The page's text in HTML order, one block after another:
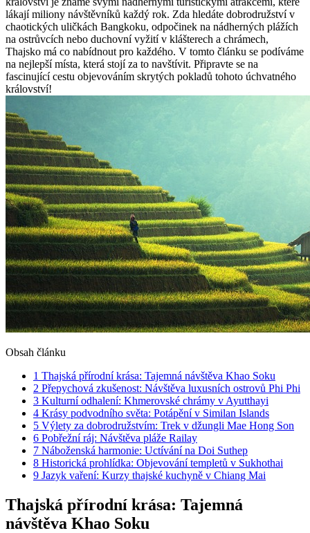
lákají miliony návštěvníků každý rok. Zda hledáte dobrodružství v
chaotických uličkách Bangkoku, odpočinek na nádherných plážích
na ostrůvcích nebo duchovní vyžití v klášterech a chrámech,
Thajsko má co nabídnout pro každého. V tomto článku se podíváme
na nejlepší místa, která stojí za to navštívit. Připravte se na
fascinující cestu objevováním skrytých pokladů tohoto úchvatného
království!
Obsah článku
1 Thajská přírodní krása: Tajemná návštěva Khao Soku
2 Přepychová zkušenost: Návštěva luxusních ostrovů Phi Phi
3 Kulturní odhalení: Khmerovské chrámy v Ayutthayi
4 Krásy podvodního světa: Potápění v Similan Islands
5 Výlety za dobrodružstvím: Trek v džungli Mae Hong Son
6 Pobřežní ráj: Návštěva pláže Railay
7 Náboženská harmonie: Uctívání na Doi Suthep
8 Historická prohlídka: Objevování templetů v Sukhothai
9 Jazyk vaření: Kurzy thajské kuchyně v Chiang Mai
Thajská přírodní krása: Tajemná
návštěva Khao Soku